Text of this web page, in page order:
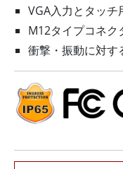
VGA入力とタッチ
M12タイプコネク
衝撃・振動に対す